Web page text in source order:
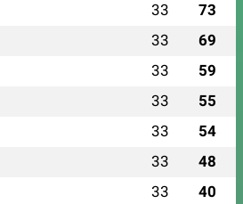
33 73
33 69
33 59
33 55
33 54
33 48
33 40